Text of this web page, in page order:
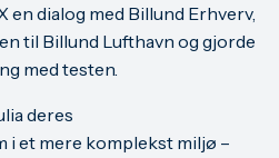
dialog med Billund Erhverv,
til Billund Lufthavn og gjorde
med testen.
deres
et mere komplekst miljø –